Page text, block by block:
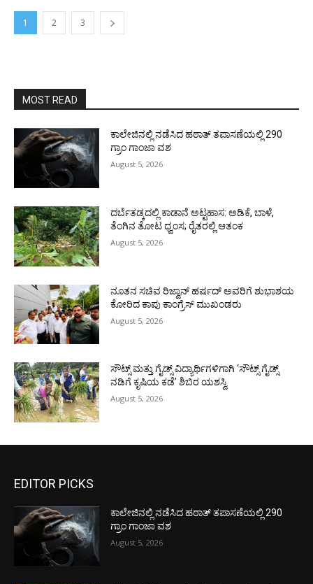
1 2 3
MOST READ
ಕಾಲೇಜಿನಲ್ಲಿ ನಡೆಸಿದ ಹಠಾತ್ ತಪಾಸಣೆಯಲ್ಲಿ 290
ಗ್ರಾಂ ಗಾಂಜಾ ವಶ
August 5, 2026
ದರ್ಬೆತಡ್ಕದಲ್ಲಿ ಕಾಡಾನೆ ಅಟ್ಟಹಾಸ: ಅಡಿಕೆ, ಬಾಳೆ,
ತೆಂಗಿನ ತೋಟ ಧ್ವಂಸ; ರೈತರಲ್ಲಿ ಆತಂಕ
August 5, 2026
ನೂತನ ಸಚಿವ ರಿಜ್ವಾನ್ ಹರ್ಷದ್ ಅವರಿಗೆ ಶುಭಾಶಯ
ಕೋರಿದ ಕಾಪು ಕಾಂಗ್ರೆಸ್ ಮುಖಂಡರು
August 5, 2026
ಸೌಟ್ಸ್ ಮತ್ತು ಗೈಡ್ಸ್ ವಿದ್ಯಾರ್ಥಿಗಳಿಗಾಗಿ ‘ಸೌಟ್ಸ್ ಗೈಡ್ಸ್
ನಡಿಗೆ ಕೃಷಿಯ ಕಡೆ’ ಶಿಬಿರ ಯಶಸ್ವಿ
August 5, 2026
EDITOR PICKS
ಕಾಲೇಜಿನಲ್ಲಿ ನಡೆಸಿದ ಹಠಾತ್ ತಪಾಸಣೆಯಲ್ಲಿ 290
ಗ್ರಾಂ ಗಾಂಜಾ ವಶ
August 5, 2026